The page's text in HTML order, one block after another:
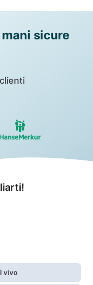
sicure
vivo